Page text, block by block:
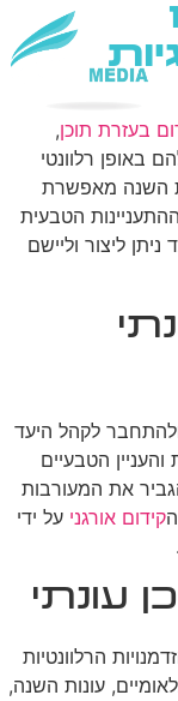
בעזרת תוכן,
רלוונטי
השנה מאפשרת
הטבעית
ליצור וליישם
ולהתחבר לקהל היעד
הטבעיים
את המעורבות
קידום אורגני על ידי
עונתי
הרלוונטיות
עונות השנה,